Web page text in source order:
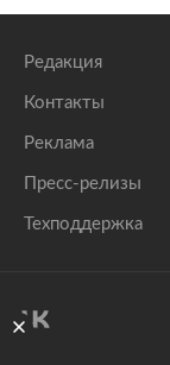
Редакция
Контакты
Реклама
Пресс-релизы
Техподдержка